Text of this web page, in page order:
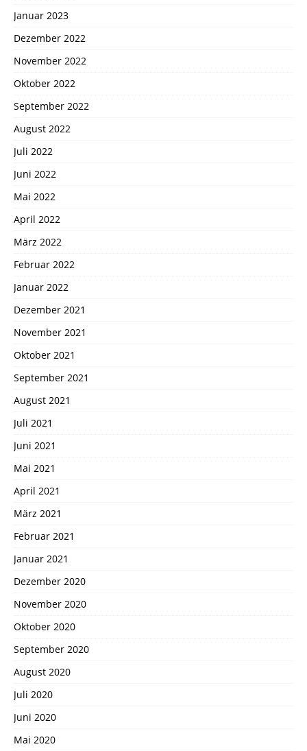
Januar 2023
Dezember 2022
November 2022
Oktober 2022
September 2022
August 2022
Juli 2022
Juni 2022
Mai 2022
April 2022
März 2022
Februar 2022
Januar 2022
Dezember 2021
November 2021
Oktober 2021
September 2021
August 2021
Juli 2021
Juni 2021
Mai 2021
April 2021
März 2021
Februar 2021
Januar 2021
Dezember 2020
November 2020
Oktober 2020
September 2020
August 2020
Juli 2020
Juni 2020
Mai 2020